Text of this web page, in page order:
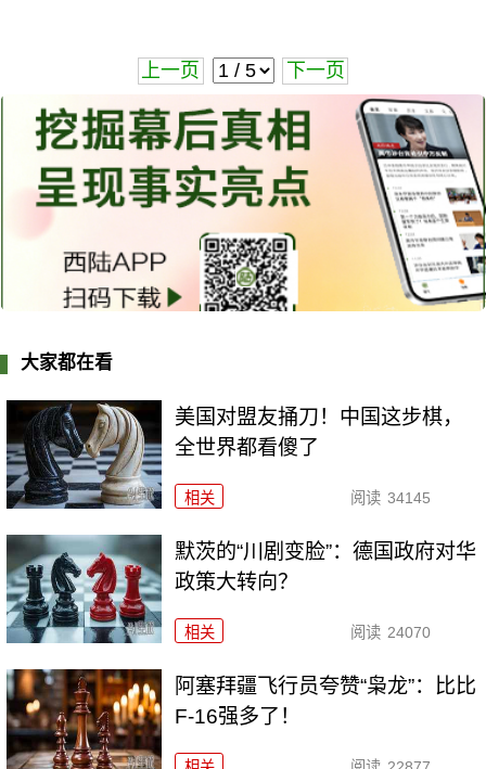
上一页 下一页
大家都在看
美国对盟友捅刀！中国这步棋，
全世界都看傻了
相关 阅读 34145
默茨的“川剧变脸”：德国政府对华
政策大转向？
相关 阅读 24070
阿塞拜疆飞行员夸赞“枭龙”：比比
F-16强多了！